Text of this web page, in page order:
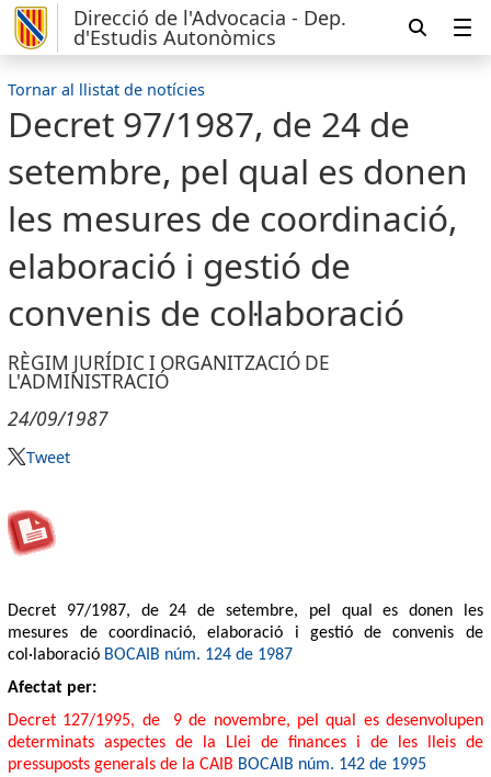
Direcció de l'Advocacia - Dep.
d'Estudis Autonòmics
Tornar al llistat de notícies
Decret 97/1987, de 24 de
setembre, pel qual es donen
les mesures de coordinació,
elaboració i gestió de
convenis de col·laboració
RÈGIM JURÍDIC I ORGANITZACIÓ DE
L'ADMINISTRACIÓ
24/09/1987
Tweet
Decret 97/1987, de 24 de setembre, pel qual es donen les
mesures de coordinació, elaboració i gestió de convenis de
col·laboració BOCAIB núm. 124 de 1987
Afectat per:
Decret 127/1995, de 9 de novembre, pel qual es desenvolupen
determinats aspectes de la Llei de finances i de les lleis de
pressuposts generals de la CAIB BOCAIB núm. 142 de 1995